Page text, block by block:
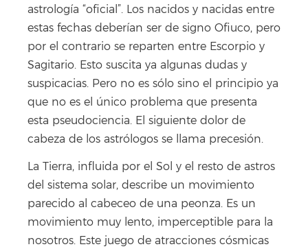
astrología “oficial”. Los nacidos y nacidas entre
estas fechas deberían ser de signo Ofiuco, pero
por el contrario se reparten entre Escorpio y
Sagitario. Esto suscita ya algunas dudas y
suspicacias. Pero no es sólo sino el principio ya
que no es el único problema que presenta
esta pseudociencia. El siguiente dolor de
cabeza de los astrólogos se llama precesión.
La Tierra, influida por el Sol y el resto de astros
del sistema solar, describe un movimiento
parecido al cabeceo de una peonza. Es un
movimiento muy lento, imperceptible para la
nosotros. Este juego de atracciones cósmicas